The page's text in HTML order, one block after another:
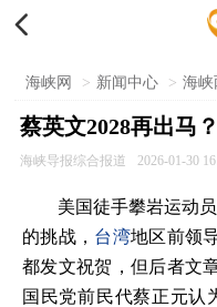

海峡网 > 新闻中心 > 海峡
蔡英文2028再出马
海峡导报综合报道 2026-01-30
美国徒手攀岩运动
的挑战， 台湾地区前领
都发文祝贺，但后者文
国民党前民代蔡正元认